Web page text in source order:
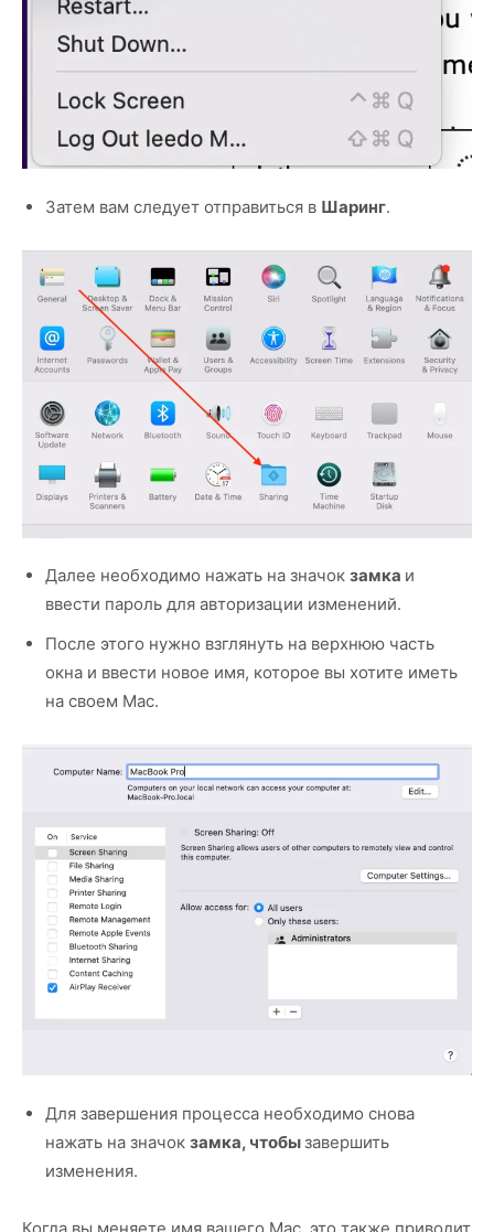
Затем вам следует отправиться в Шаринг.
Далее необходимо нажать на значок замка и
ввести пароль для авторизации изменений.
После этого нужно взглянуть на верхнюю часть
окна и ввести новое имя, которое вы хотите иметь
на своем Mac.
Для завершения процесса необходимо снова
нажать на значок замка, чтобызавершить
изменения.
Когда вы меняете имя вашего Mac, это также приводит